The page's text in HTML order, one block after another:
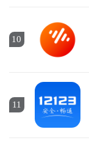
10
11